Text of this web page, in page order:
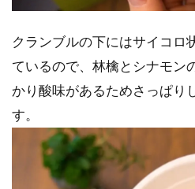
クランブルの下にはサイコロ
ているので、林檎とシナモン
かり酸味があるためさっぱり
す。